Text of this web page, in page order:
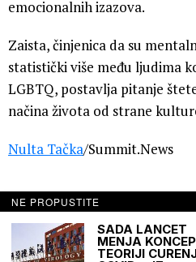
emocionalnih izazova.
Zaista, činjenica da su
statistički više među ljudima
LGBTQ, postavlja pitanje
načina života od strane
Nulta Tačka/Summit.News
NE PROPUSTITE
SADA LANCET
MENJA
TEORIJI